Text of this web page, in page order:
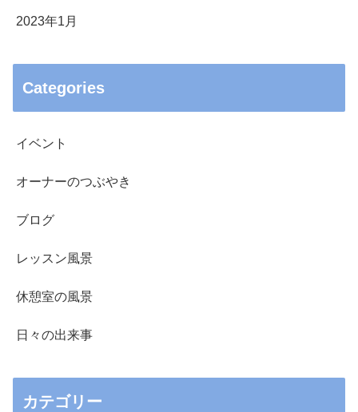
2023年1月
Categories
イベント
オーナーのつぶやき
ブログ
レッスン風景
休憩室の風景
日々の出来事
カテゴリー